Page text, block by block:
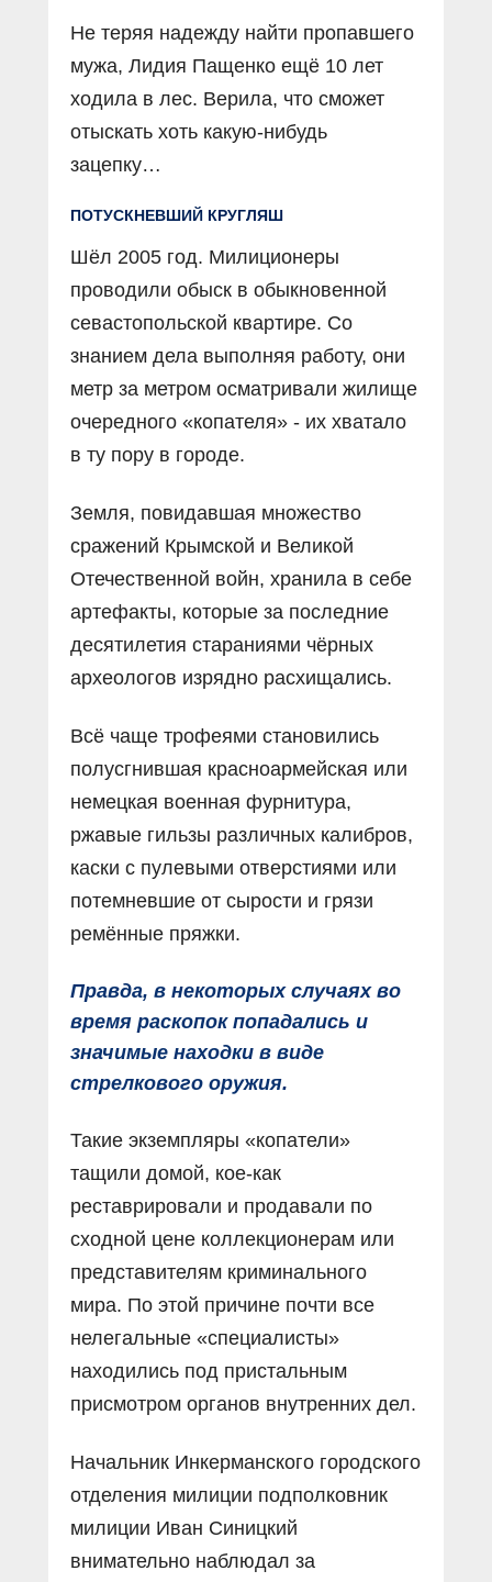
Не теряя надежду найти пропавшего
мужа, Лидия Пащенко ещё 10 лет
ходила в лес. Верила, что сможет
отыскать хоть какую-нибудь
зацепку…
ПОТУСКНЕВШИЙ КРУГЛЯШ
Шёл 2005 год. Милиционеры
проводили обыск в обыкновенной
севастопольской квартире. Со
знанием дела выполняя работу, они
метр за метром осматривали жилище
очередного «копателя» - их хватало
в ту пору в городе.
Земля, повидавшая множество
сражений Крымской и Великой
Отечественной войн, хранила в себе
артефакты, которые за последние
десятилетия стараниями чёрных
археологов изрядно расхищались.
Всё чаще трофеями становились
полусгнившая красноармейская или
немецкая военная фурнитура,
ржавые гильзы различных калибров,
каски с пулевыми отверстиями или
потемневшие от сырости и грязи
ремённые пряжки.
Правда, в некоторых случаях во
время раскопок попадались и
значимые находки в виде
стрелкового оружия.
Такие экземпляры «копатели»
тащили домой, кое-как
реставрировали и продавали по
сходной цене коллекционерам или
представителям криминального
мира. По этой причине почти все
нелегальные «специалисты»
находились под пристальным
присмотром органов внутренних дел.
Начальник Инкерманского городского
отделения милиции подполковник
милиции Иван Синицкий
внимательно наблюдал за